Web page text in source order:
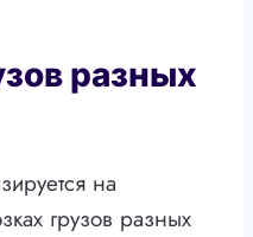
разных
на
грузов разных